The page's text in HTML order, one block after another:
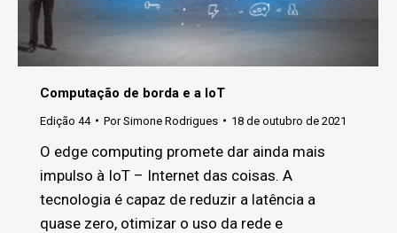
Computação de borda e a IoT
Edição 44 PorSimone Rodrigues 18 de outubro de 2021
O edge computing promete dar ainda mais
impulso à IoT – Internet das coisas. A
tecnologia é capaz de reduzir a latência a
quase zero, otimizar o uso da rede e